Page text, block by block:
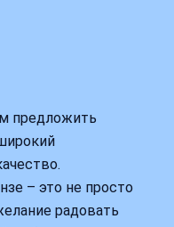
предложить
– это не просто
радовать